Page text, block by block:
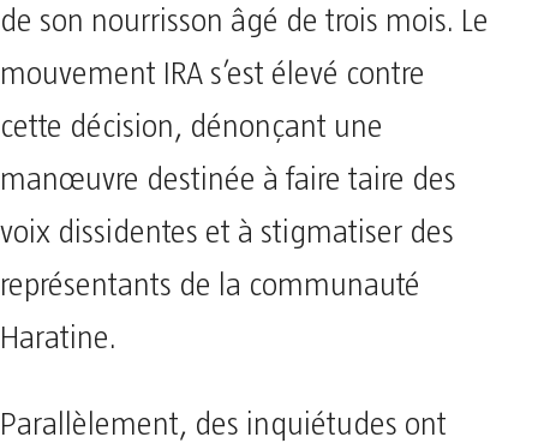
de son nourrisson âgé de trois mois. Le
mouvement IRA s’est élevé contre
cette décision, dénonçant une
manœuvre destinée à faire taire des
voix dissidentes et à stigmatiser des
représentants de la communauté
Haratine.
Parallèlement, des inquiétudes ont